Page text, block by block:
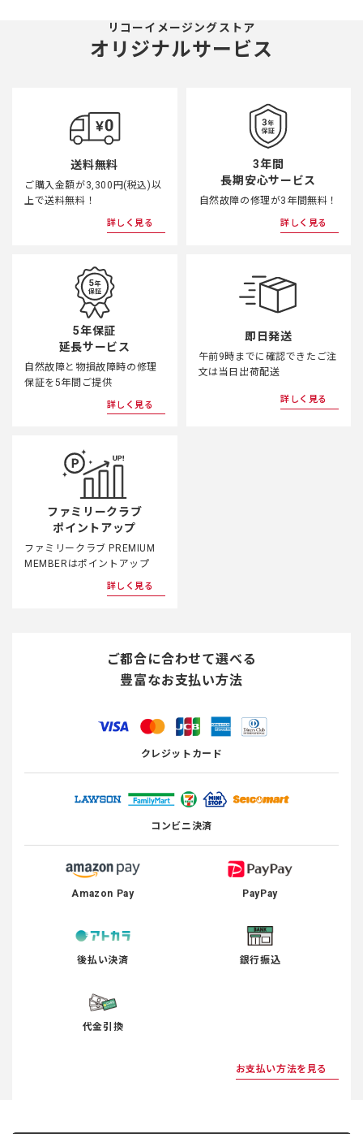
リコーイメージングストア
オリジナルサービス
送料無料
ご購入金額が3,300円(税込)以
上で送料無料！
詳しく見る
3年間
長期安心サービス
自然故障の修理が3年間無料！
詳しく見る
5年保証
延長サービス
自然故障と物損故障時の修理
保証を5年間ご提供
詳しく見る
即日発送
午前9時までに確認できたご注
文は当日出荷配送
詳しく見る
ファミリークラブ
ポイントアップ
ファミリークラブ PREMIUM
MEMBERはポイントアップ
詳しく見る
ご都合に合わせて選べる
豊富なお支払い方法
クレジットカード
コンビニ決済
Amazon Pay PayPay
後払い決済 銀行振込
代金引換
お支払い方法を見る